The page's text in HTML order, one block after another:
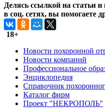
Делясь ссылкой на статьи
в соц. сетях, вы помогаете
18+
Новости похоронной
Новости компаний
Профессиональное
Энциклопедия
Справочник
Каталог фирм
Проект "НЕКРОПОЛЬ"